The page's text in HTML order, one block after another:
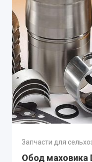
Запчасти для
Обод маховика